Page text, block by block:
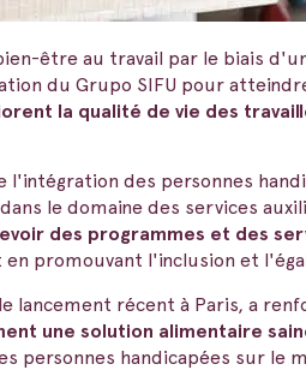
être au travail par le biais
du Grupo SIFU pour
la qualité de vie des
l'intégration des personnes
le domaine des services
des programmes et des
promouvant l'inclusion et
lancement récent à Paris, a
une solution alimentaire
personnes handicapées sur le